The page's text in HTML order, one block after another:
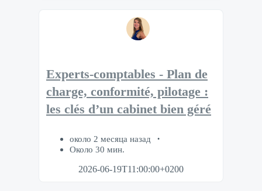
Experts-comptables - Plan de
charge, conformité, pilotage :
les clés d’un cabinet bien géré
около 2 месяца назад
Около 30 мин.
2026-06-19T11:00:00+0200